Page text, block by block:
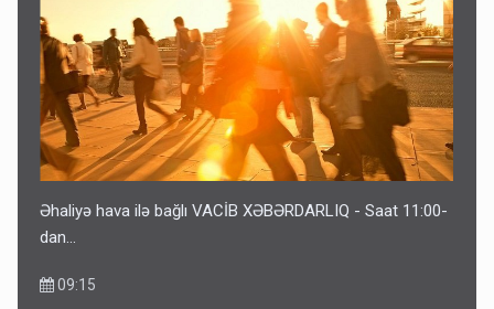
Əhaliyə hava ilə bağlı VACİB XƏBƏRDARLIQ - Saat 11:00-
dan…
09:15